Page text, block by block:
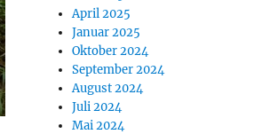
April 2025
Januar 2025
Oktober 2024
September 2024
August 2024
Juli 2024
Mai 2024